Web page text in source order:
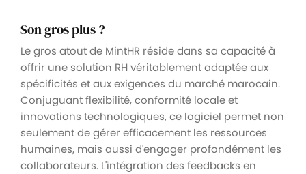
Son gros plus ?
Le gros atout de MintHR réside dans sa capacité à
offrir une solution RH véritablement adaptée aux
spécificités et aux exigences du marché marocain.
Conjuguant flexibilité, conformité locale et
innovations technologiques, ce logiciel permet non
seulement de gérer efficacement les ressources
humaines, mais aussi d'engager profondément les
collaborateurs. L'intégration des feedbacks en